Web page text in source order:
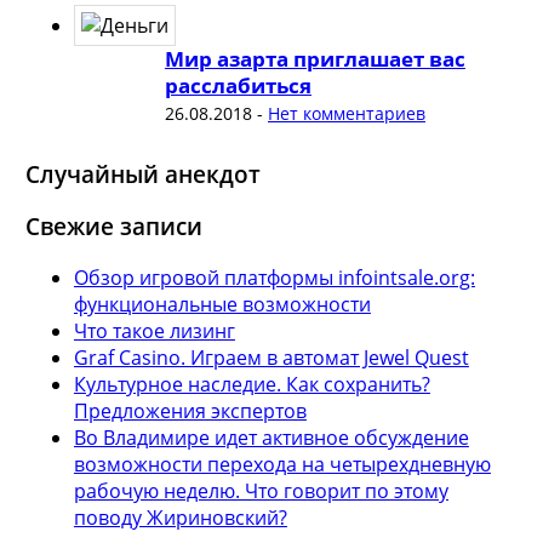
Мир азарта приглашает вас
расслабиться
26.08.2018- Нет комментариев
Случайный анекдот
Свежие записи
Обзор игровой платформы infointsale.org:
функциональные возможности
Что такое лизинг
Graf Casino. Играем в автомат Jewel Quest
Культурное наследие. Как сохранить?
Предложения экспертов
Во Владимире идет активное обсуждение
возможности перехода на четырехдневную
рабочую неделю. Что говорит по этому
поводу Жириновский?